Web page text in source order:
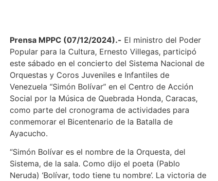
Prensa MPPC (07/12/2024).- El ministro del Poder
Popular para la Cultura, Ernesto Villegas, participó
este sábado en el concierto del Sistema Nacional de
Orquestas y Coros Juveniles e Infantiles de
Venezuela “Simón Bolívar” en el Centro de Acción
Social por la Música de Quebrada Honda, Caracas,
como parte del cronograma de actividades para
conmemorar el Bicentenario de la Batalla de
Ayacucho.
“Simón Bolívar es el nombre de la Orquesta, del
Sistema, de la sala. Como dijo el poeta (Pablo
Neruda) ‘Bolívar, todo tiene tu nombre’. La victoria de